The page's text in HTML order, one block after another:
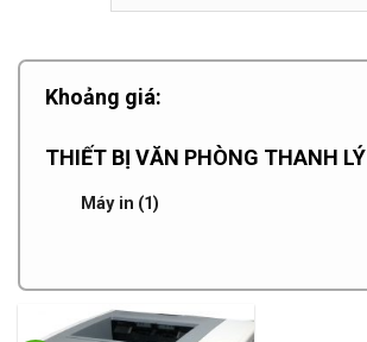
Khoảng giá:
THIẾT BỊ VĂN PHÒNG THANH LÝ
Máy in (1)